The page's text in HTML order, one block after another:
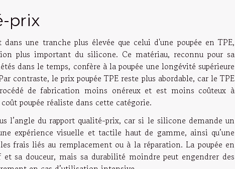
prix
une tranche plus élevée que celui d'une poupée en TPE,
plus important du silicone. Ce matériau, reconnu pour sa
dans le temps, confère à la poupée une longévité supérieure
contraste, le prix poupée TPE reste plus abordable, car le TPE
de fabrication moins onéreux et est moins coûteux à
poupée réaliste dans cette catégorie.
l’angle du rapport qualité-prix, car si le silicone demande un
expérience visuelle et tactile haut de gamme, ainsi qu’une
frais liés au remplacement ou à la réparation. La poupée en
sa douceur, mais sa durabilité moindre peut engendrer des